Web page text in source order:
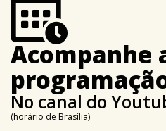
Acompanhe
No canal do
(horário de Brasília)